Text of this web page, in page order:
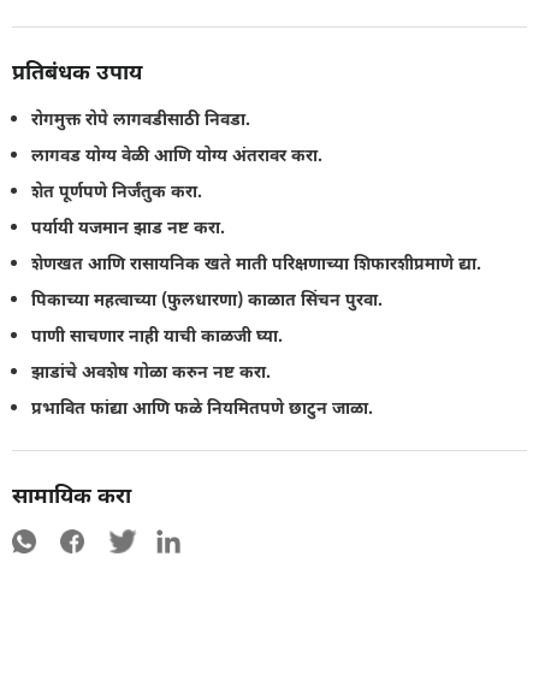
प्रतिबंधक उपाय
रोगमुक्त रोपे लागवडीसाठी निवडा.
लागवड योग्य वेळी आणि योग्य अंतरावर करा.
शेत पूर्णपणे निर्जंतुक करा.
पर्यायी यजमान झाड नष्ट करा.
शेणखत आणि रासायनिक खते माती परिक्षणाच्या शिफारशीप्रमाणे द्या.
पिकाच्या महत्वाच्या (फुलधारणा) काळात सिंचन पुरवा.
पाणी साचणार नाही याची काळजी घ्या.
झाडांचे अवशेष गोळा करुन नष्ट करा.
प्रभावित फांद्या आणि फळे नियमितपणे छाटुन जाळा.
सामायिक करा